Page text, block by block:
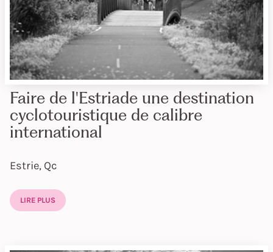
Faire de l'Estriade une destination
cyclotouristique de calibre
international
Estrie, Qc
LIRE PLUS